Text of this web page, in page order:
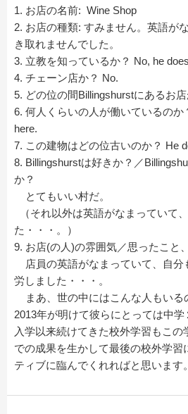
1. お店の名前: Wine Shop
2. お店の種類: すみません。英語が
き取れませんでした。
3. 立教を知っているか？ No, he
4. チェーン店か？ No.
5. どの位の間Billingshurstにあるお店
6. 何人くらいの人が働いているのか
here.
7. この建物はどの位古いのか？ He
8. Billingshurstは好きか？／
か？
とてもいい村だ。
（それ以外は英語がなまっていて
た・・・。）
9. お店(の人)の雰囲気／思ったこと
店員の英語がなまっていて、自分
労しました・・・。
まあ、世の中にはこんな人もいる
2013年が明けて彼らにとっては中
入学以来続けてきた校外学習もこの
での成果を生かして最後の校外学習
ティブに臨んでくれればと思います。